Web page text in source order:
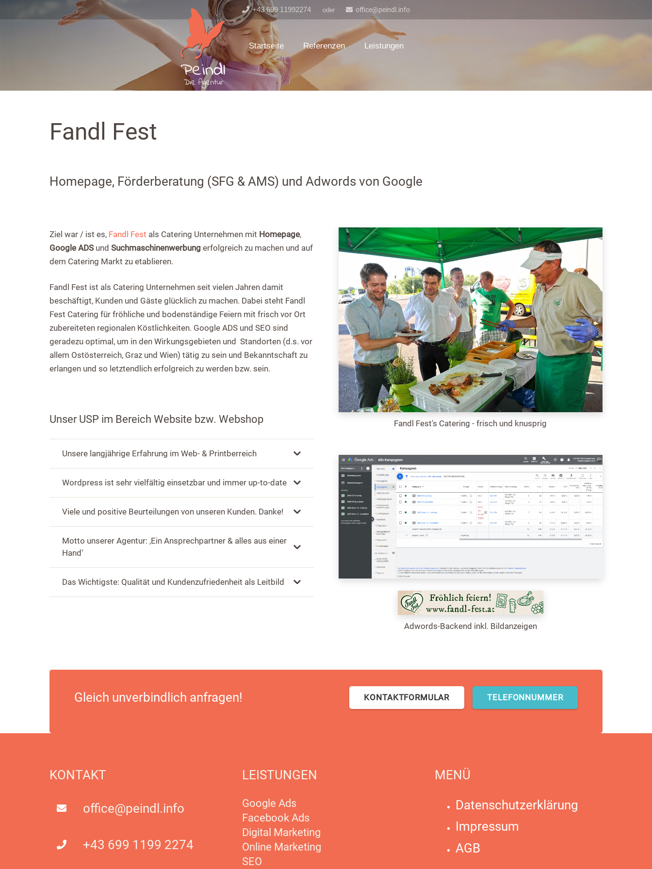
+43 699 11992274 oder office@peindl.info
Startseite Referenzen Leistungen
Fandl Fest
Homepage, Förderberatung (SFG & AMS) und Adwords von Google
Ziel war / ist es, Fandl Fest als Catering Unternehmen mit Homepage,
Google ADS und Suchmaschinenwerbung erfolgreich zu machen und auf
dem Catering Markt zu etablieren.
Fandl Fest ist als Catering Unternehmen seit vielen Jahren damit
beschäftigt, Kunden und Gäste glücklich zu machen. Dabei steht Fandl
Fest Catering für fröhliche und bodenständige Feiern mit frisch vor Ort
zubereiteten regionalen Köstlichkeiten. Google ADS und SEO sind
geradezu optimal, um in den Wirkungsgebieten und Standorten (d.s. vor
allem Ostösterreich, Graz und Wien) tätig zu sein und Bekanntschaft zu
erlangen und so letztendlich erfolgreich zu werden bzw. sein.
Unser USP im Bereich Website bzw. Webshop
Unsere langjährige Erfahrung im Web- & Printberreich
Wordpress ist sehr vielfältig einsetzbar und immer up-to-date
Viele und positive Beurteilungen von unseren Kunden. Danke!
Motto unserer Agentur: ‚Ein Ansprechpartner & alles aus einer
Hand‘
Das Wichtigste: Qualität und Kundenzufriedenheit als Leitbild
Fandl Fest's Catering - frisch und knusprig
Adwords-Backend inkl. Bildanzeigen
Gleich unverbindlich anfragen! KONTAKTFORMULAR TELEFONNUMMER
KONTAKT
office@peindl.info
+43 699 1199 2274
LEISTUNGEN
Google Ads
Facebook Ads
Digital Marketing
Online Marketing
SEO
MENÜ
Datenschutzerklärung
Impressum
AGB